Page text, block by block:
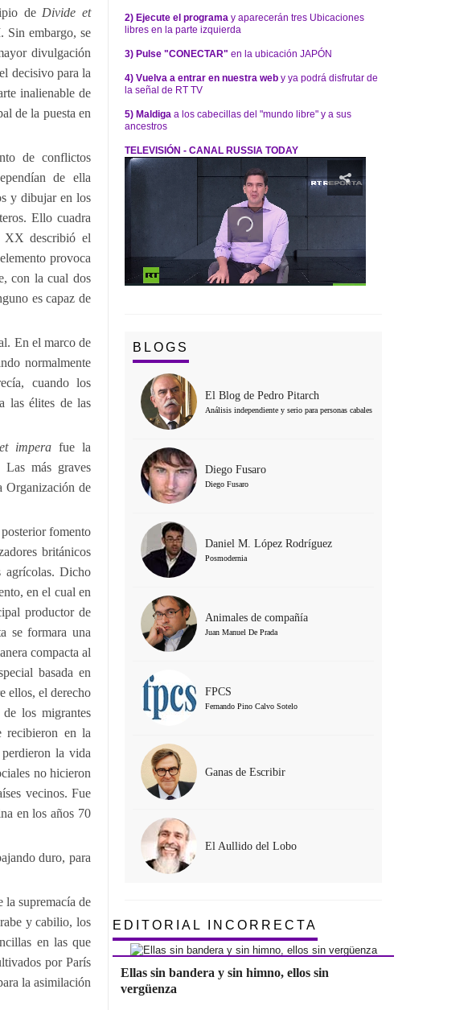
de Divide et
Sin embargo, se
divulgación
decisivo para la
inalienable de
de la puesta en
de conflictos
de ella
y dibujar en los
Ello cuadra
XX describió el
provoca
con la cual dos
es capaz de
En el marco de
normalmente
cuando los
las élites de las
impera fue la
Las más graves
Organización de
fomento
británicos
agrícolas. Dicho
en el cual en
productor de
se formara una
compacta al
basada en
ellos, el derecho
los migrantes
recibieron en la
la vida
no hicieron
vecinos. Fue
en los años 70
duro, para
supremacía de
y cabilio, los
en las que
por París
la asimilación
2) Ejecute el programa y aparecerán tres Ubicaciones
libres en la parte izquierda
3) Pulse "CONECTAR" en la ubicación JAPÓN
4) Vuelva a entrar en nuestra web y ya podrá disfrutar de
la señal de RT TV
5) Maldiga a los cabecillas del "mundo libre" y a sus
ancestros
TELEVISIÓN - CANAL RUSSIA TODAY
BLOGS
El Blog de Pedro Pitarch
Análisis independiente y serio para personas cabales
Diego Fusaro
Diego Fusaro
Daniel M. López Rodríguez
Posmodernia
Animales de compañía
Juan Manuel De Prada
FPCS
Fernando Pino Calvo Sotelo
Ganas de Escribir
El Aullido del Lobo
EDITORIAL INCORRECTA
Ellas sin bandera y sin himno, ellos sin
vergüenza